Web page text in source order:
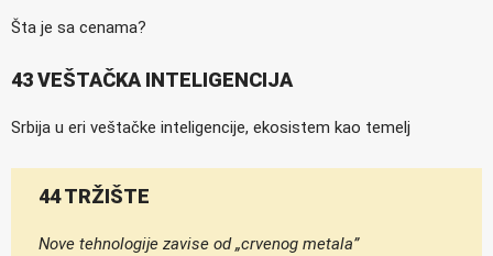
Šta je sa cenama?
43 VEŠTAČKA INTELIGENCIJA
Srbija u eri veštačke inteligencije, ekosistem kao temelj
44 TRŽIŠTE
Nove tehnologije zavise od „crvenog metala”